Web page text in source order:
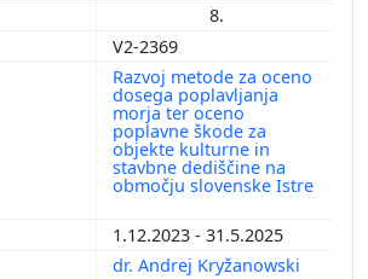
8.
V2-2369
Razvoj metode za oceno
dosega poplavljanja
morja ter oceno
poplavne škode za
objekte kulturne in
stavbne dediščine na
območju slovenske Istre
1.12.2023 - 31.5.2025
dr. Andrej Kryžanowski